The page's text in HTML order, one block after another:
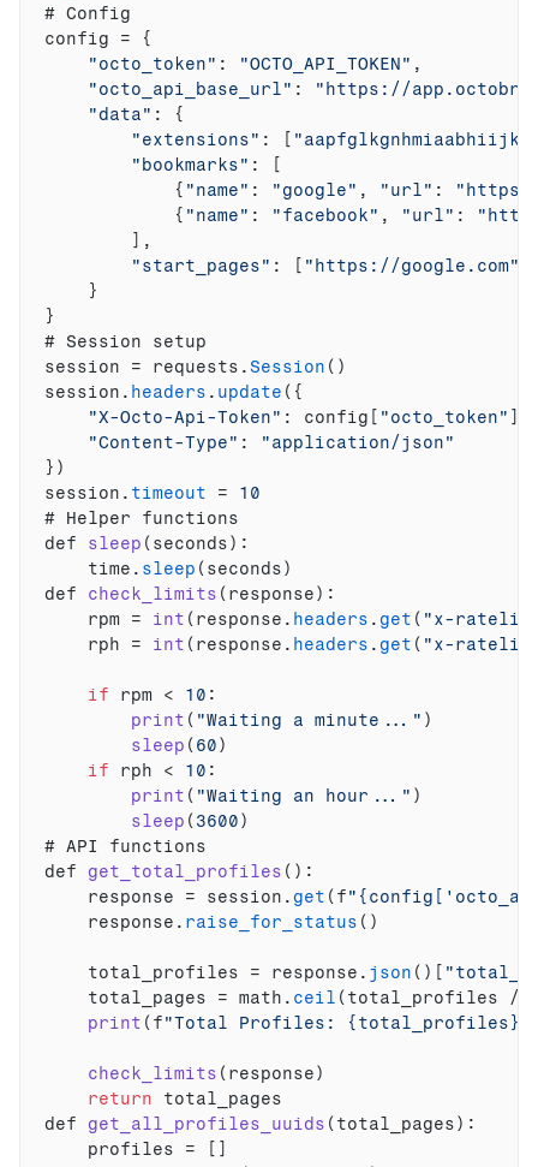
# Config
config =
{
"octo_token" : "OCTO_API_TOKEN" ,
"octo_api_base_url" :
"https://
"data" :
{
"extensions" : [
"bookmarks" :
[
{ "name" : "google" , "url" :
{ "name" : "facebook" , "url" :
] ,
"start_pages" : [ "https://google.com"
}
}
# Session setup
session = requests . Session ( )
session . headers . update ( {
"X-Octo-Api-Token" : config [ "octo_token" ]
"Content-Type" :
"application/json"
} )
session . timeout = 10
# Helper functions
def sleep ( seconds) :
time . sleep ( seconds)
def check_limits ( response) :
rpm = int ( response . headers . get ( "x-
rph = int ( response . headers . get ( "x-
if rpm < 10 :
print ( "Waiting a minute..." )
sleep ( 60)
if
rph < 10 :
print ( "Waiting an hour..." )
sleep ( 3600)
# API functions
def get_total_profiles ( ) :
response = session . get ( f
response . raise_for_status ( )
total_profiles = response . json ( ) [
total_pages = math . ceil ( total_profiles /
print ( f"Total Profiles:
check_limits ( response)
return
total_pages
def get_all_profiles_uuids ( total_pages) :
profiles = [ ]